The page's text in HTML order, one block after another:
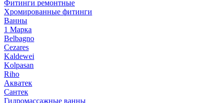
Фитинги ремонтные
Хромированные фитинги
Ванны
1 Марка
Belbagno
Cezares
Kaldewei
Kolpasan
Riho
Акватек
Сантек
Гидромассажные ванны